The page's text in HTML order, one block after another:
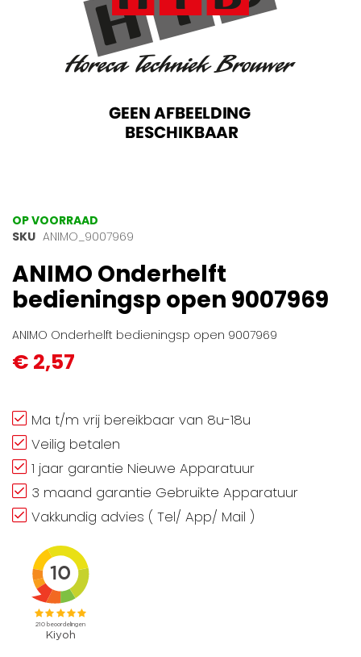
Ga
naar
begin
van
de
gallerij
OP VOORRAAD
SKU ANIMO_9007969
ANIMO Onderhelft
bedieningsp open 9007969
ANIMO Onderhelft bedieningsp open 9007969
€ 2,57
Ma t/m vrij bereikbaar van 8u-18u
Veilig betalen
1 jaar garantie Nieuwe Apparatuur
3 maand garantie Gebruikte Apparatuur
Vakkundig advies ( Tel/ App/ Mail )